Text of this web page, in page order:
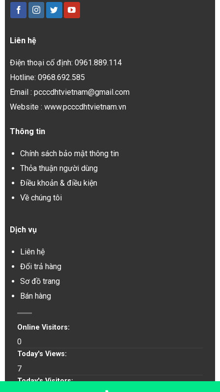
Liên hệ
Điện thoại cố định: 0961.889.114
Hotline: 0968.692.585
Email : pcccdhtvietnam@gmail.com
Website : www.pcccdhtvietnam.vn
Thông tin
Chính sách bảo mật thông tin
Thỏa thuận người dùng
Điều khoản & điều kiện
Về chúng tôi
Dịch vụ
Liên hệ
Đổi trả hàng
Sơ đồ trang
Bán hàng
Online Visitors:
0
Today's Views:
7
Today's Visitors: